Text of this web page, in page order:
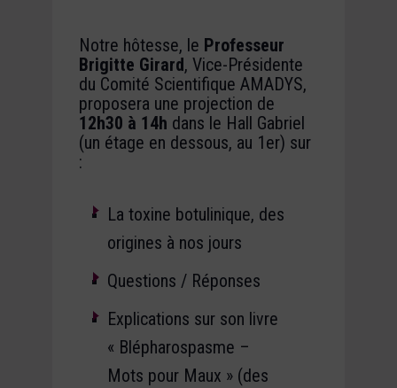
Notre hôtesse, le Professeur
Brigitte Girard, Vice-Présidente
du Comité Scientifique AMADYS,
proposera une projection de
12h30 à 14h dans le Hall Gabriel
(un étage en dessous, au 1er) sur
:
La toxine botulinique, des
origines à nos jours
Questions / Réponses
Explications sur son livre
« Blépharospasme –
Mots pour Maux » (des